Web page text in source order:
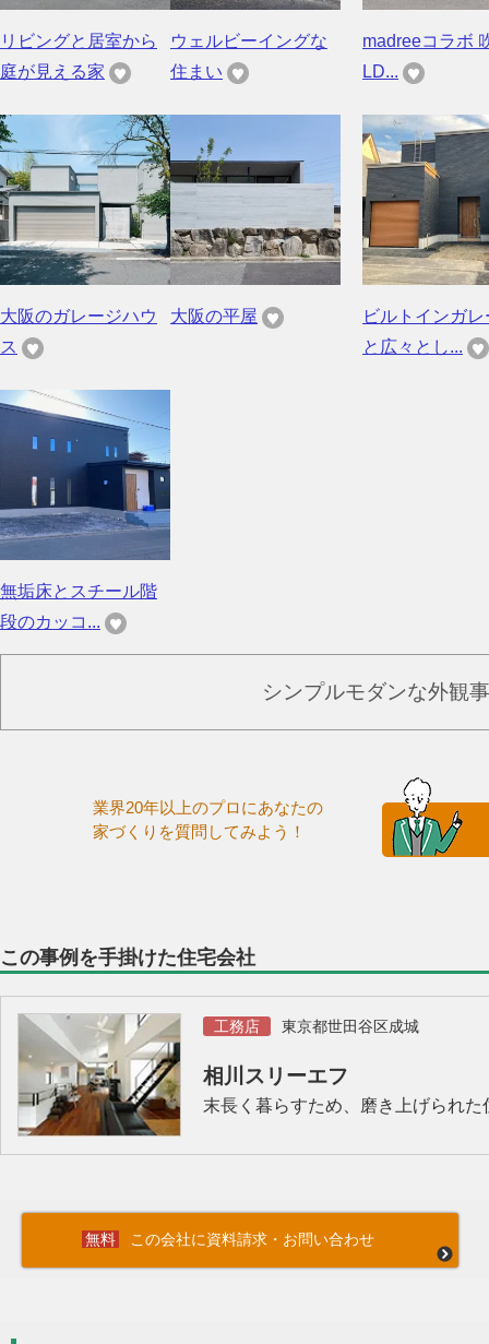
リビングと居室から
庭が見える家
ウェルビーイングな
住まい
madreeコラボ
LD...
大阪のガレージハウ
ス
大阪の平屋
ビルトインガレ
と広々とし...
無垢床とスチール階
段のカッコ...
シンプルモダンな外観
業界20年以上のプロにあなたの
家づくりを質問してみよう！
この事例を手掛けた住宅会社
工務店 東京都世田谷区成城
相川スリーエフ
末長く暮らすため、磨き上げられ
この会社に資料請求・お問い合わせ